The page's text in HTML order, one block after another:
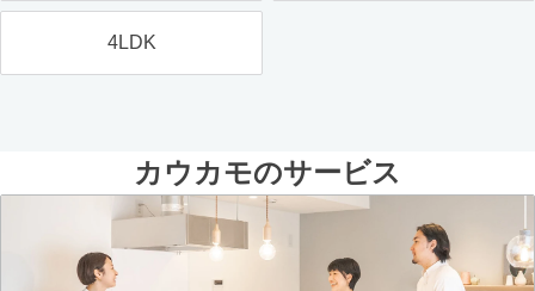
4LDK
カウカモのサービス